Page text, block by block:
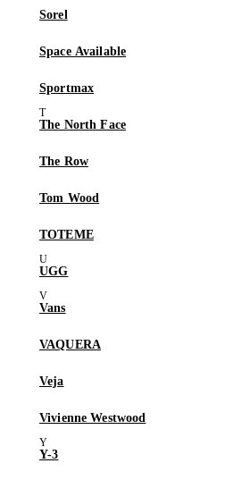
Sorel
Space Available
Sportmax
The North Face
The Row
Tom Wood
TOTEME
UGG
Vans
VAQUERA
Veja
Vivienne Westwood
Y-3